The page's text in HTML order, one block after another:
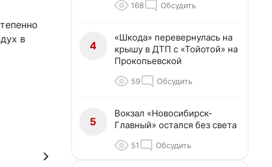
в
168 Обсудить
4
«Шкода» перевернулась на
крышу в ДТП с «Тойотой» на
Прокопьевской
59 Обсудить
5
Вокзал «Новосибирск-
Главный» остался без света
51 Обсудить